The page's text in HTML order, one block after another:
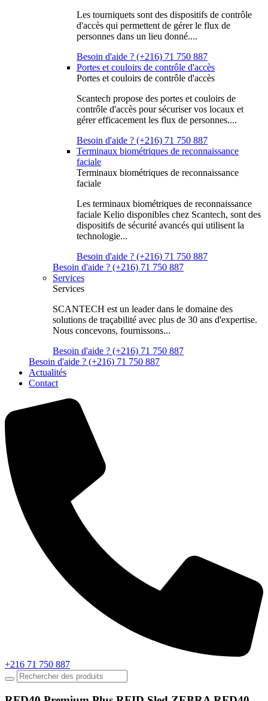
Les tourniquets sont des dispositifs de contrôle
d'accès qui permettent de gérer le flux de
personnes dans un lieu donné....
Besoin d'aide ? (+216) 71 750 887
Portes et couloirs de contrôle d'accès
Portes et couloirs de contrôle d'accès
Scantech propose des portes et couloirs de
contrôle d'accès pour sécuriser vos locaux et
gérer efficacement les flux de personnes....
Besoin d'aide ? (+216) 71 750 887
Terminaux biométriques de reconnaissance
faciale
Terminaux biométriques de reconnaissance
faciale
Les terminaux biométriques de reconnaissance
faciale Kelio disponibles chez Scantech, sont des
dispositifs de sécurité avancés qui utilisent la
technologie...
Besoin d'aide ? (+216) 71 750 887
Besoin d'aide ? (+216) 71 750 887
Services
Services
SCANTECH est un leader dans le domaine des
solutions de traçabilité avec plus de 30 ans d'expertise.
Nous concevons, fournissons...
Besoin d'aide ? (+216) 71 750 887
Besoin d'aide ? (+216) 71 750 887
Actualités
Contact
+216 71 750 887